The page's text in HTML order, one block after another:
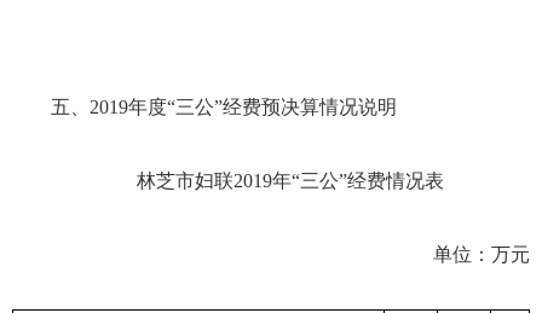
五、 2019年度“三公”经费预决算情况说明
林芝市妇联2019年“三公”经费情况表
单位：万元